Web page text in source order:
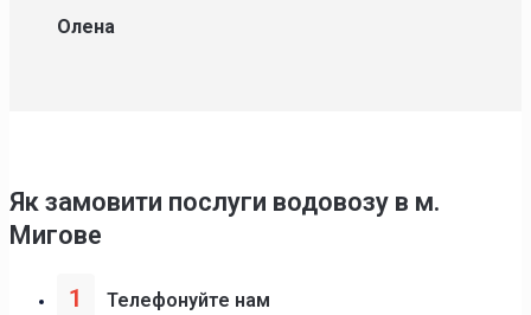
Олена
Як замовити послуги водовозу в м.
Мигове
1 Телефонуйте нам